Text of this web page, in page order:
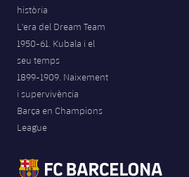
VALORANT Game Changers
eFootball
història
L'era del Dream Team
1950-61. Kubala i el
seu temps
1899-1909. Naixement
i supervivència
Barça en Champions
League